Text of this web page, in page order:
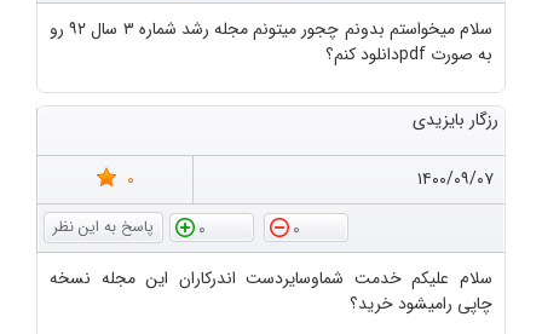
سلام میخواستم بدونم چجور میتونم مجله رشد شماره ۳ سال ۹۲ رو
به صورت pdfدانلود کنم؟
رزگار بایزیدی
۱۴۰۰/۰۹/۰۷
0
0
0
سلام علیکم خدمت شماوسایردست اندرکاران این مجله نسخه
چاپی رامیشود خرید؟